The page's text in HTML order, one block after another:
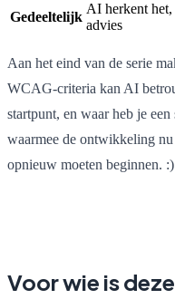
Gedeeltelijk
AI herkent
advies
Aan het eind van de serie
WCAG-criteria kan AI
startpunt, en waar heb je
waarmee de ontwikkeling
opnieuw moeten beginnen. :)
Voor wie is